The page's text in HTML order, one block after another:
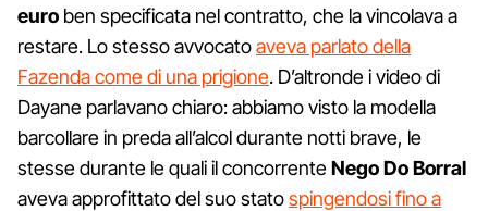
euro ben specificata nel contratto, che la vincolava a
restare. Lo stesso avvocatoaveva parlato della
Fazenda come di una prigione. D’altronde i video di
Dayane parlavano chiaro: abbiamo visto la modella
barcollare in preda all’alcol durante notti brave, le
stesse durante le quali il concorrenteNego Do Borral
aveva approfittato del suo statospingendosi fino a